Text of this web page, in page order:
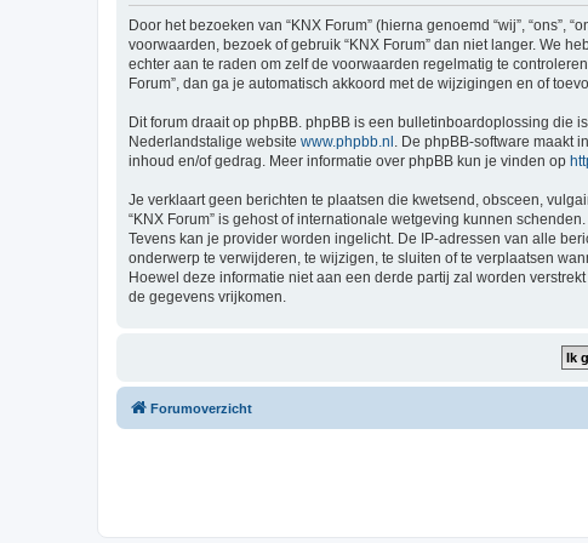
Door het bezoeken van “KNX Forum” (hierna genoemd “wij”, “ons”,
voorwaarden, bezoek of gebruik “KNX Forum” dan niet langer. We
echter aan te raden om zelf de voorwaarden regelmatig te
Forum”, dan ga je automatisch akkoord met de wijzigingen en of
Dit forum draait op phpBB. phpBB is een bulletinboardoplossing die
Nederlandstalige website www.phpbb.nl . De phpBB-software
inhoud en/of gedrag. Meer informatie over phpBB kun je vinden op
Je verklaart geen berichten te plaatsen die kwetsend, obsceen,
“KNX Forum” is gehost of internationale wetgeving kunnen
Tevens kan je provider worden ingelicht. De IP-adressen van alle
onderwerp te verwijderen, te wijzigen, te sluiten of te verplaatsen
Hoewel deze informatie niet aan een derde partij zal worden
de gegevens vrijkomen.
Forumoverzicht